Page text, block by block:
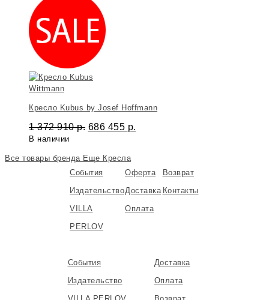
Wittmann
Кресло Kubus by Josef Hoffmann
1 372 910р. 686 455 р.
В наличии
Все товары бренда Еще Кресла
События
Издательство
VILLA
PERLOV
Оферта
Доставка
Оплата
Возврат
Контакты
События
Издательство
Доставка
Оплата